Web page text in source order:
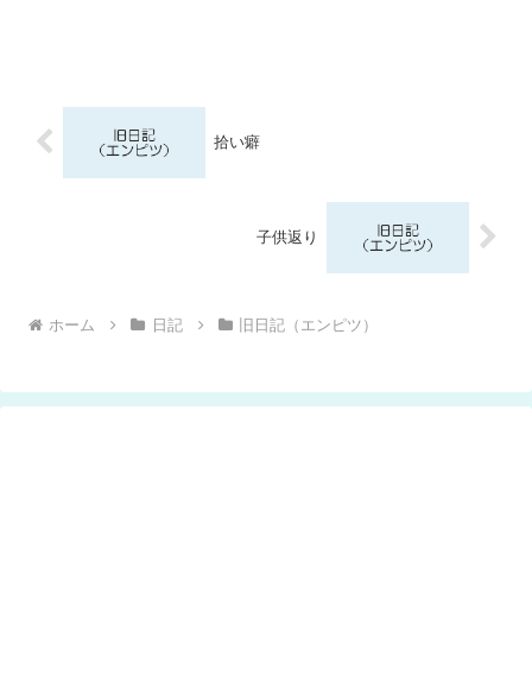
拾い癖
子供返り
ホーム 日記 旧日記（エンピツ）